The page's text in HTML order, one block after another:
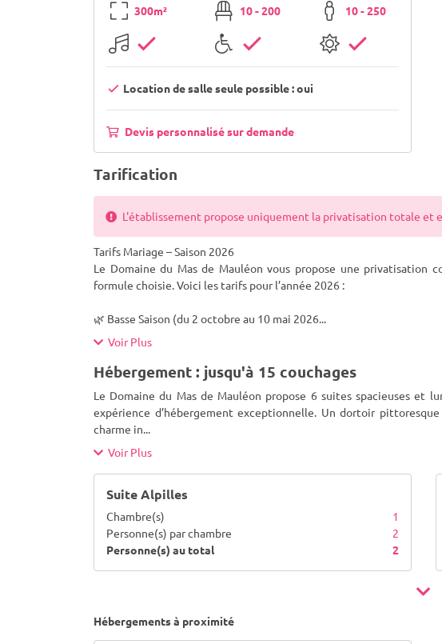
300m² 10 - 200 10 - 250
Location de salle seule possible : oui
Devis personnalisé sur demande
Tarification
L'établissement propose uniquement la privatisation totale et
Tarifs Mariage – Saison 2026
Le Domaine du Mas de Mauléon vous propose une privatisation
formule choisie. Voici les tarifs pour l’année 2026 :
🌿 Basse Saison (du 2 octobre au 10 mai 2026...
Voir Plus
Hébergement : jusqu'à 15 couchages
Le Domaine du Mas de Mauléon propose 6 suites spacieuses et
expérience d’hébergement exceptionnelle. Un dortoir
charme in...
Voir Plus
Suite Alpilles
Chambre(s)
1
Personne(s) par chambre
2
Personne(s) au total
2
Hébergements à proximité